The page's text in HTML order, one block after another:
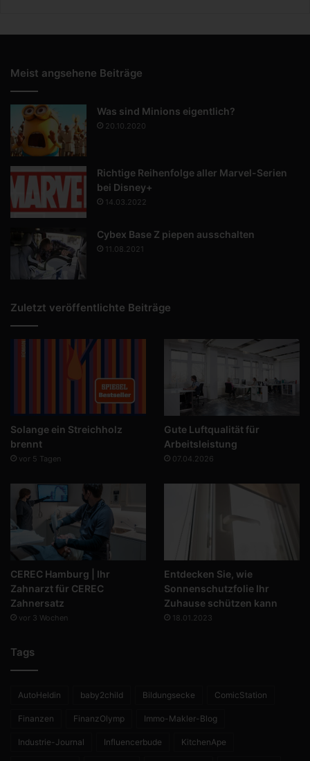
Meist angsehene Beiträge
Was sind Minions eigentlich?
20.10.2020
Richtige Reihenfolge aller Marvel-Serien
bei Disney+
14.03.2022
Cybex Base Z piepen ausschalten
11.08.2021
Zuletzt veröffentlichte Beiträge
Solange ein Streichholz
brennt
vor 5 Tagen
Gute Luftqualität für
Arbeitsleistung
07.04.2026
CEREC Hamburg | Ihr
Zahnarzt für CEREC
Zahnersatz
vor 3 Wochen
Entdecken Sie, wie
Sonnenschutzfolie Ihr
Zuhause schützen kann
18.01.2023
Tags
AutoHeldin baby2child Bildungsecke ComicStation
Finanzen FinanzOlymp Immo-Makler-Blog
Industrie-Journal Influencerbude KitchenApe